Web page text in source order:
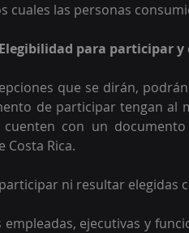
cuales las personas
para participar y
que se dirán,
de participar tengan al
cuenten con un
Costa Rica.
ni resultar elegidas
empleadas, ejecutivas y